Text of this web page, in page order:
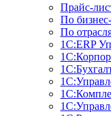
Прайс-
По
По
1C:ERP